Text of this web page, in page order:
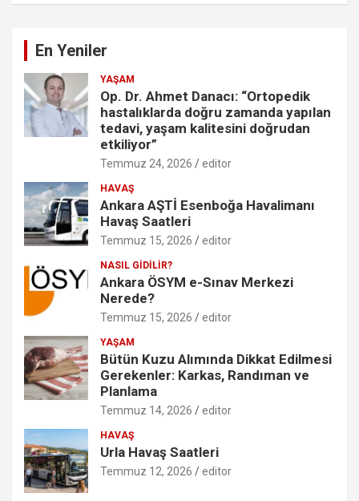
En Yeniler
YAŞAM
Op. Dr. Ahmet Danacı: “Ortopedik
hastalıklarda doğru zamanda yapılan
tedavi, yaşam kalitesini doğrudan
etkiliyor”
Temmuz 24, 2026 editor
HAVAŞ
Ankara AŞTİ Esenboğa Havalimanı
Havaş Saatleri
Temmuz 15, 2026 editor
NASIL GİDİLİR?
Ankara ÖSYM e-Sınav Merkezi
Nerede?
Temmuz 15, 2026 editor
YAŞAM
Bütün Kuzu Alımında Dikkat Edilmesi
Gerekenler: Karkas, Randıman ve
Planlama
Temmuz 14, 2026 editor
HAVAŞ
Urla Havaş Saatleri
Temmuz 12, 2026 editor